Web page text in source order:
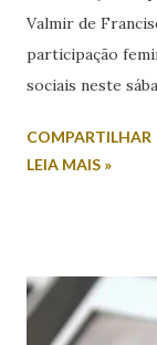
Valmir de
participação
sociais neste
Itabaiana FM,
declaração
sociais, Laís
COMPARTILHAR
LEIA MAIS »